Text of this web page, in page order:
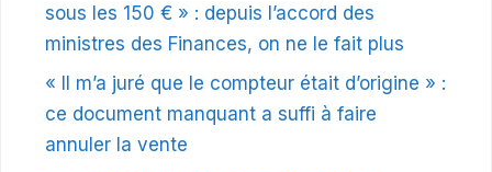
sous les 150 € » : depuis l’accord des
ministres des Finances, on ne le fait plus
« Il m’a juré que le compteur était d’origine » :
ce document manquant a suffi à faire
annuler la vente